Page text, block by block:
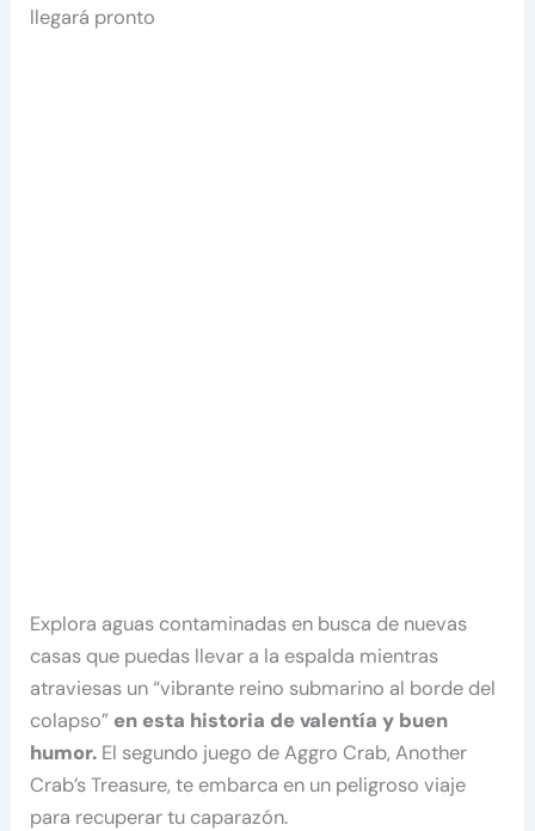
llegará pronto
Explora aguas contaminadas en busca de nuevas
casas que puedas llevar a la espalda mientras
atraviesas un “vibrante reino submarino al borde del
colapso” en esta historia de valentía y buen
humor. El segundo juego de Aggro Crab, Another
Crab’s Treasure, te embarca en un peligroso viaje
para recuperar tu caparazón.